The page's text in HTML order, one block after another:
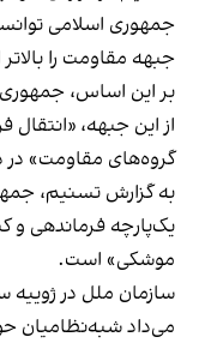
جمهوری اسلامی
جبهه مقاومت را
بر این اساس،
از این جبهه، «انتقال
گروه‌های مقاومت» در
به گزارش تسنیم،
یک‌پارچه فرماندهی و
موشکی» است.
می‌داد شبه‌نظامیان